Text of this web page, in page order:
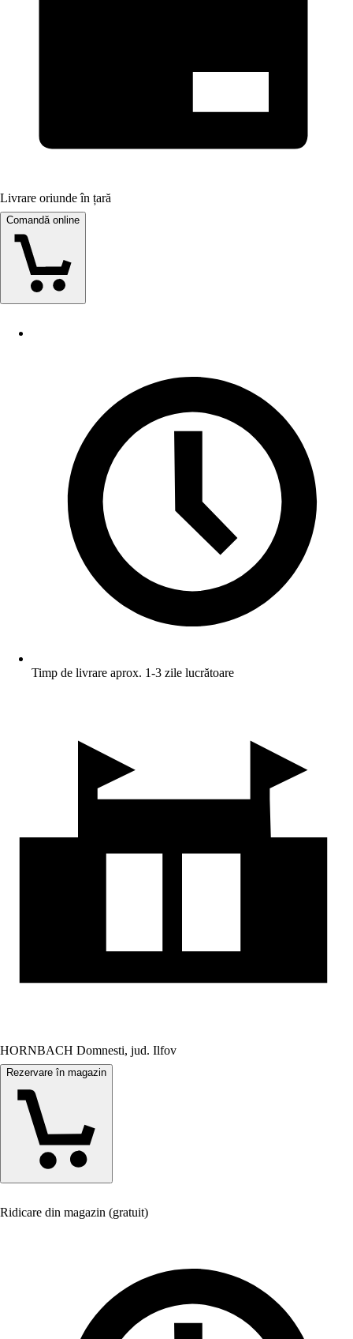
Livrare oriunde în țară
Comandă online
Timp de livrare aprox. 1-3 zile lucrătoare
HORNBACH Domnesti, jud. Ilfov
Rezervare în magazin
Ridicare din magazin (gratuit)